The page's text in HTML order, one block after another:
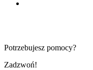
Potrzebujesz pomocy?
Zadzwoń!